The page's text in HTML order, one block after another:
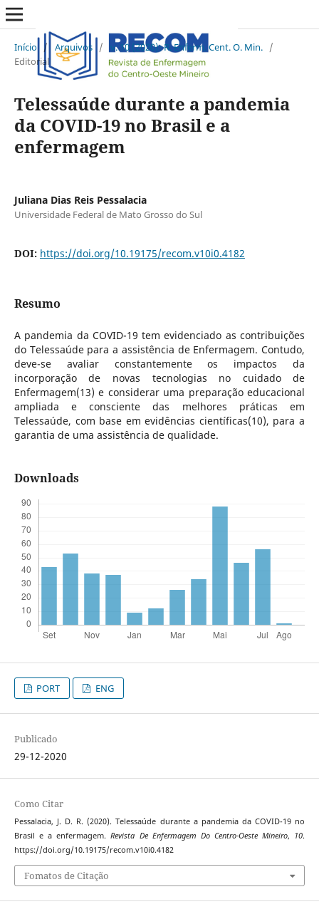
Início / Arquivos / v. 10 (2020): R. Enferm. Cent. O. Min. /
Editorial
Telessaúde durante a pandemia
da COVID-19 no Brasil e a
enfermagem
Juliana Dias Reis Pessalacia
Universidade Federal de Mato Grosso do Sul
DOI: https://doi.org/10.19175/recom.v10i0.4182
Resumo
A pandemia da COVID-19 tem evidenciado as contribuições
do Telessaúde para a assistência de Enfermagem. Contudo,
deve-se avaliar constantemente os impactos da
incorporação de novas tecnologias no cuidado de
Enfermagem(13) e considerar uma preparação educacional
ampliada e consciente das melhores práticas em
Telessaúde, com base em evidências científicas(10), para a
garantia de uma assistência de qualidade.
Downloads
PORT ENG
Publicado
29-12-2020
Como Citar
Pessalacia, J. D. R. (2020). Telessaúde durante a pandemia da COVID-19 no
Brasil e a enfermagem.Revista De Enfermagem Do Centro-Oeste Mineiro, 10.
https://doi.org/10.19175/recom.v10i0.4182
Fomatos de Citação